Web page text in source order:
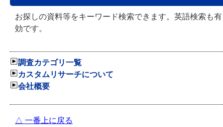
お探しの資料等をキーワード検索できます。英語検索も有
効です。
調査カテゴリ一覧
カスタムリサーチについて
会社概要
△ 一番上に戻る